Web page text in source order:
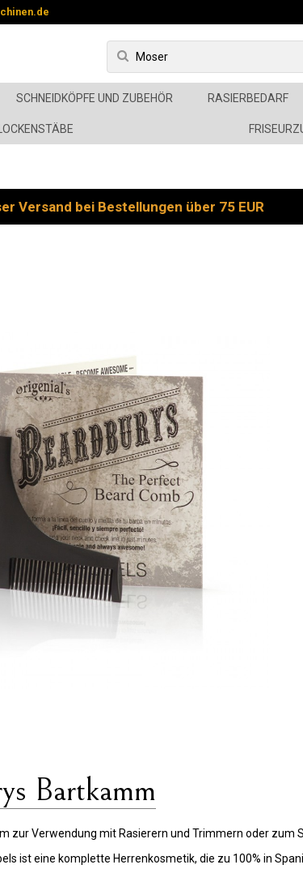
SCHNEIDKÖPFE UND ZUBEHÖR RASIERBEDARF
Versand bei Bestellungen über 75 EUR
Bartkamm
zur Verwendung mit Rasierern und Trimmern oder zum
ist eine komplette Herrenkosmetik, die zu 100% in